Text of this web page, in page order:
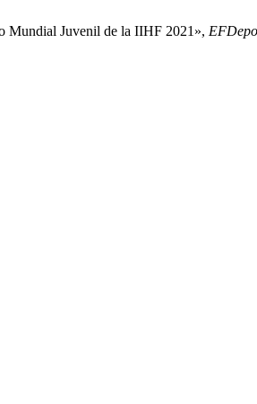
Mundial Juvenil de la IIHF 2021»,